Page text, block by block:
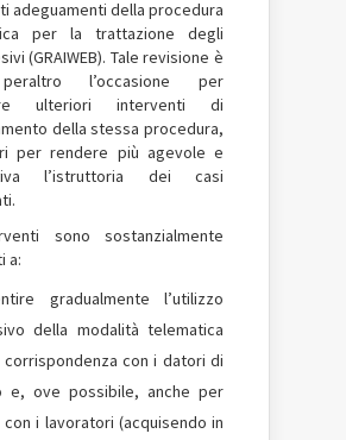
adeguamenti della procedura
per la trattazione degli
(GRAIWEB). Tale revisione è
l’occasione per
ulteriori interventi di
della stessa procedura,
per rendere più agevole e
l’istruttoria dei casi
sono sostanzialmente
a:
gradualmente l’utilizzo
della modalità telematica
con i datori di
e, ove possibile, anche per
con i lavoratori (acquisendo in